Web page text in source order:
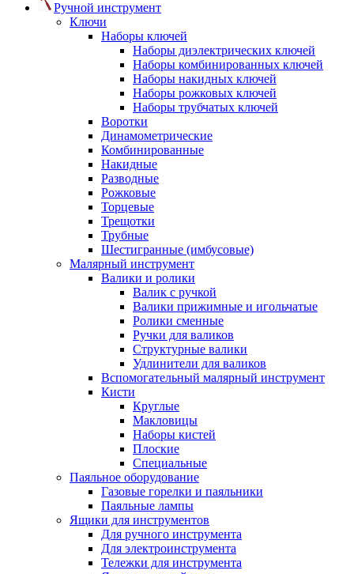
Ручной инструмент
Ключи
Наборы ключей
Наборы диэлектрических ключей
Наборы комбинированных ключей
Наборы накидных ключей
Наборы рожковых ключей
Наборы трубчатых ключей
Воротки
Динамометрические
Комбинированные
Накидные
Разводные
Рожковые
Торцевые
Трещотки
Трубные
Шестигранные (имбусовые)
Малярный инструмент
Валики и ролики
Валик с ручкой
Валики прижимные и игольчатые
Ролики сменные
Ручки для валиков
Структурные валики
Удлинители для валиков
Вспомогательный малярный инструмент
Кисти
Круглые
Макловицы
Наборы кистей
Плоские
Специальные
Паяльное оборудование
Газовые горелки и паяльники
Паяльные лампы
Ящики для инструментов
Для ручного инструмента
Для электроинструмента
Тележки для инструмента